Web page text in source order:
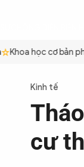
Khoa học cơ bản
Kinh tế
cư